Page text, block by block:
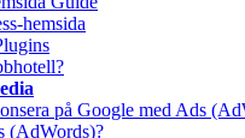
hemsida
på Google med Ads
(AdWords)?